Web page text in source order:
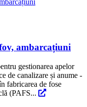
ambarcațiuni
gestionarea apelor
de canalizare și anume -
fabricarea de fose
(PAFS...